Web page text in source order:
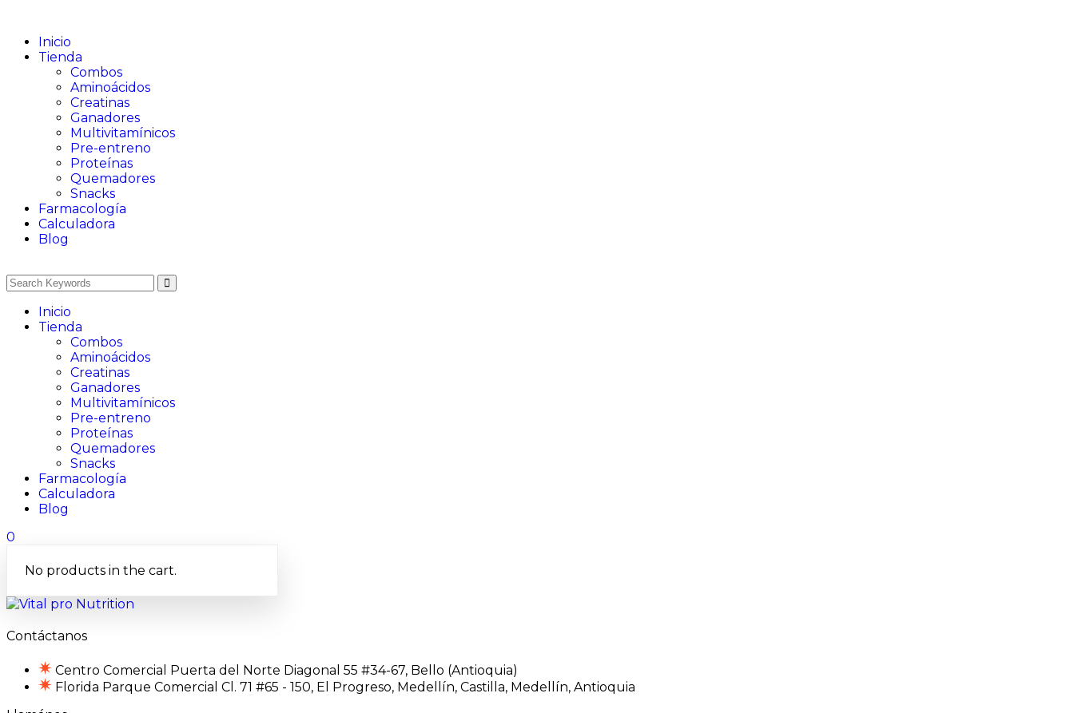
Inicio
Tienda
Combos
Aminoácidos
Creatinas
Ganadores
Multivitamínicos
Pre-entreno
Proteínas
Quemadores
Snacks
Farmacología
Calculadora
Blog
Inicio
Tienda
Combos
Aminoácidos
Creatinas
Ganadores
Multivitamínicos
Pre-entreno
Proteínas
Quemadores
Snacks
Farmacología
Calculadora
Blog
0
No products in the cart.
Contáctanos
Centro Comercial Puerta del Norte Diagonal 55 #34-67, Bello (Antioquia)
Florida Parque Comercial Cl. 71 #65 - 150, El Progreso, Medellín, Castilla, Medellín, Antioquia